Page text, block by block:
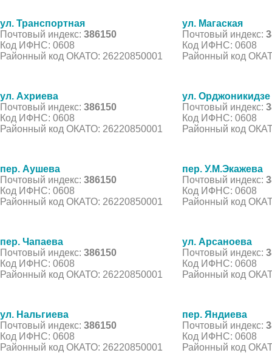
ул. Транспортная
Почтовый индекс: 386150
Код ИФНС: 0608
Районный код ОКАТО: 26220850001
ул. Магаская
Почтовый индекс:
Код ИФНС: 0608
Районный код
ул. Ахриева
Почтовый индекс: 386150
Код ИФНС: 0608
Районный код ОКАТО: 26220850001
ул. Орджоникидзе
Почтовый индекс:
Код ИФНС: 0608
Районный код
пер. Аушева
Почтовый индекс: 386150
Код ИФНС: 0608
Районный код ОКАТО: 26220850001
пер. У.М.Экажева
Почтовый индекс:
Код ИФНС: 0608
Районный код
пер. Чапаева
Почтовый индекс: 386150
Код ИФНС: 0608
Районный код ОКАТО: 26220850001
ул. Арсаноева
Почтовый индекс:
Код ИФНС: 0608
Районный код
ул. Нальгиева
Почтовый индекс: 386150
Код ИФНС: 0608
Районный код ОКАТО: 26220850001
пер. Яндиева
Почтовый индекс:
Код ИФНС: 0608
Районный код